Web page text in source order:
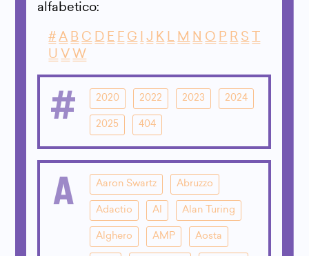
alfabetico:
# A B C D E F G J K L M N O P R S
U V W
# 2020 2022 2023 2024
2025 404
A Aaron Swartz Abruzzo
Adactio AI Alan Turing
Alghero AMP Aosta